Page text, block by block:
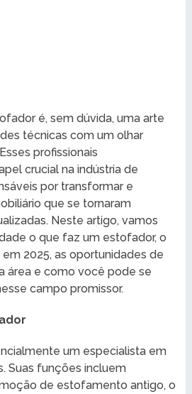
é, sem dúvida, uma arte
técnicas com um olhar
profissionais
crucial na indústria de
por transformar e
que se tornaram
Neste artigo, vamos
o que faz um estofador, o
2025, as oportunidades de
área e como você pode se
campo promissor.
um especialista em
Suas funções incluem
de estofamento antigo, o